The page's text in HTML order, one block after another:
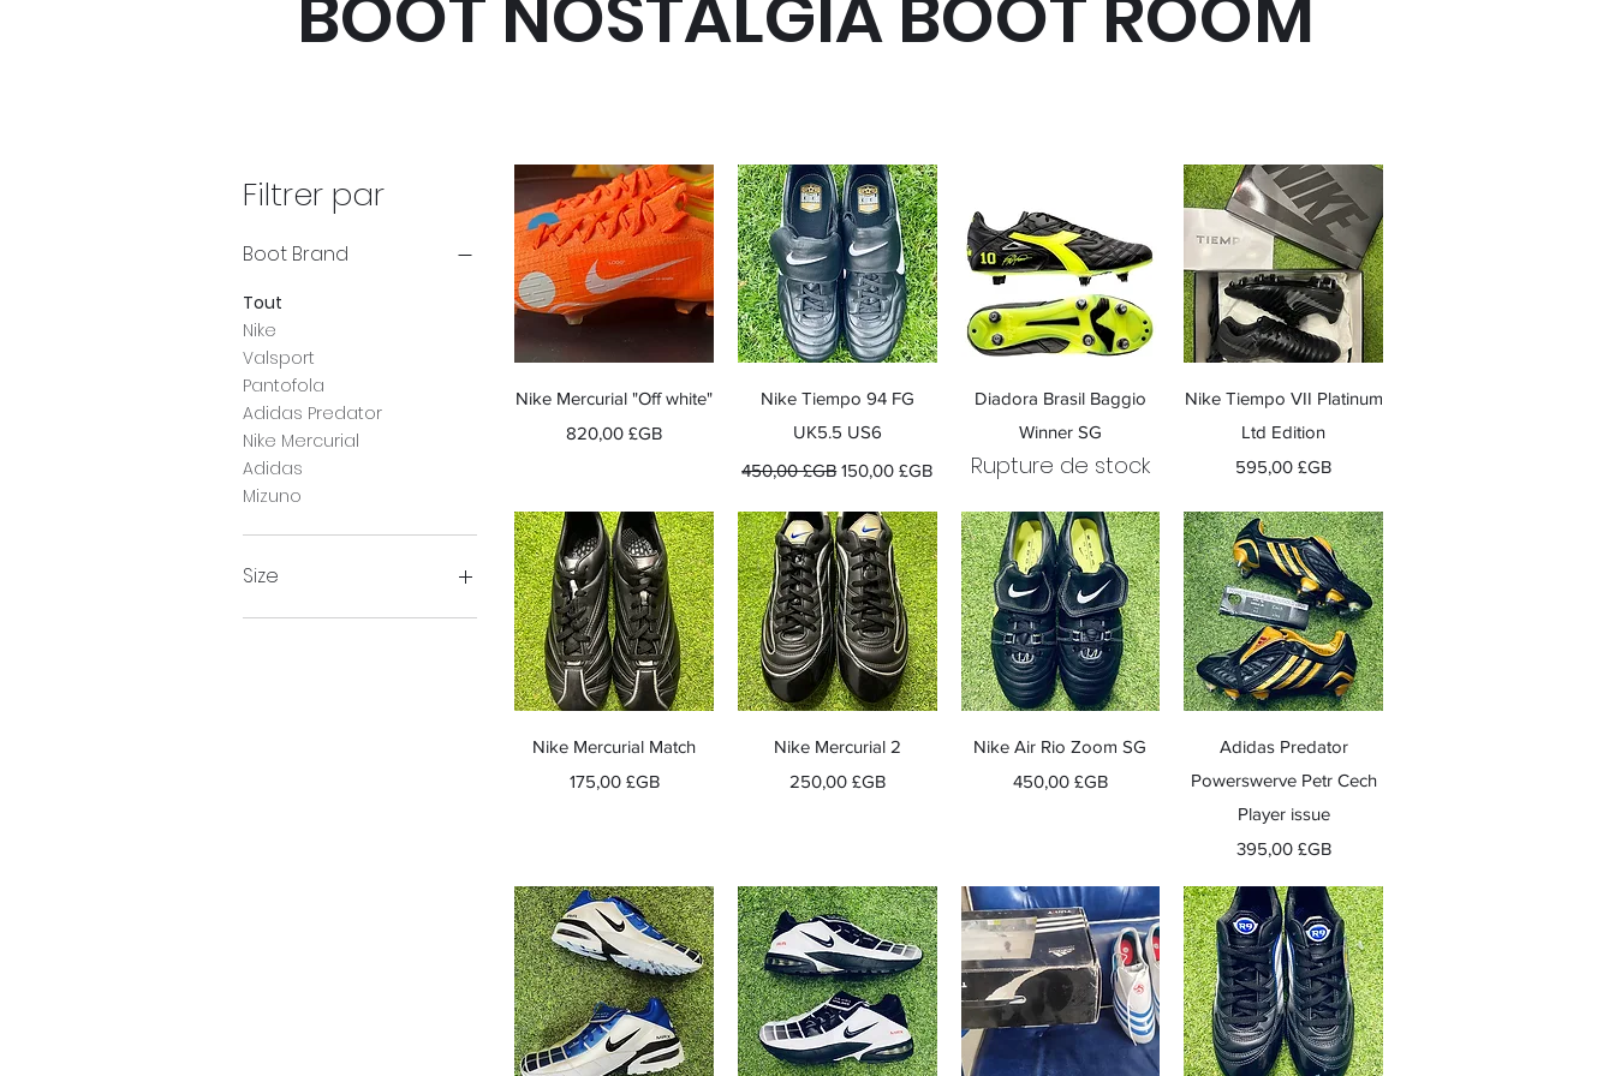
Filtrer par
Boot Brand
Tout
Nike
Valsport
Pantofola
Adidas Predator
Nike Mercurial
Adidas
Mizuno
Size
UK10
Aperçu rapide
Nike Mercurial "Off white"
Prix
820,00 £GB
Aperçu rapide
Nike Tiempo 94 FG
UK5.5 US6
Prix original
450,00 £GB Prix promotionnel
150,00 £GB
Aperçu rapide
Diadora Brasil Baggio
Winner SG
Rupture de stock
Aperçu rapide
Nike Tiempo VII Platinum
Ltd Edition
Prix
595,00 £GB
Aperçu rapide
Nike Mercurial Match
Prix
175,00 £GB
Aperçu rapide
Nike Mercurial 2
Prix
250,00 £GB
Aperçu rapide
Nike Air Rio Zoom SG
Prix
450,00 £GB
Aperçu rapide
Adidas Predator
Powerswerve Petr Cech
Player issue
Prix
395,00 £GB